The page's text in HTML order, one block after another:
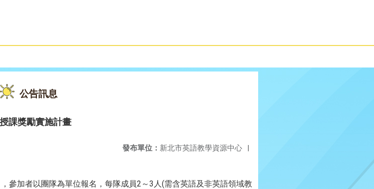
公告訊息
課獎勵實施計畫
發布單位： 新北市英語教學資源中心 |
參加者以團隊為單位報名，每隊成員2～3人(需含英語及非英語領域教